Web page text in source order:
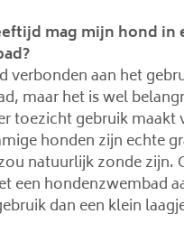
mag mijn hond in
verbonden aan het
maar het is wel
toezicht gebruik maakt
honden zijn echte
natuurlijk zonde zijn.
een hondenzwembad
dan een klein